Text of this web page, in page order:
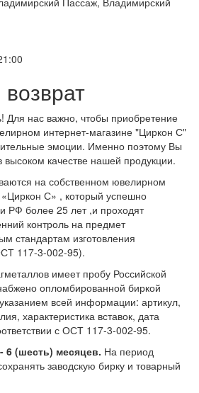
Для нас важно, чтобы приобретение
интернет-магазине "Циркон С"
эмоции. Именно поэтому Вы
качестве нашей продукции.
на собственном ювелирном
С» , который успешно
РФ более 25 лет ,и проходят
контроль на предмет
стандартам изготовления
117-3-002-95).
имеет пробу Российской
опломбированной биркой
всей информации: артикул,
характеристика вставок, дата
с ОСТ 117-3-002-95.
6 (шесть) месяцев. На период
заводскую бирку и товарный